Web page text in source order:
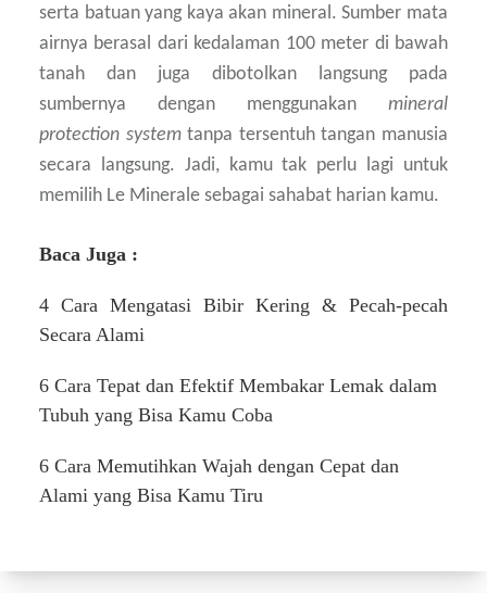
serta batuan yang kaya akan mineral. Sumber mata
airnya berasal dari kedalaman 100 meter di bawah
tanah dan juga dibotolkan langsung pada
sumbernya dengan menggunakan mineral
protection systemtanpa tersentuh tangan manusia
secara langsung. Jadi, kamu tak perlu lagi untuk
memilih Le Minerale sebagai sahabat harian kamu.
Baca Juga :
4 Cara Mengatasi Bibir Kering & Pecah-pecah
Secara Alami
6 Cara Tepat dan Efektif Membakar Lemak dalam
Tubuh yang Bisa Kamu Coba
6 Cara Memutihkan Wajah dengan Cepat dan
Alami yang Bisa Kamu Tiru